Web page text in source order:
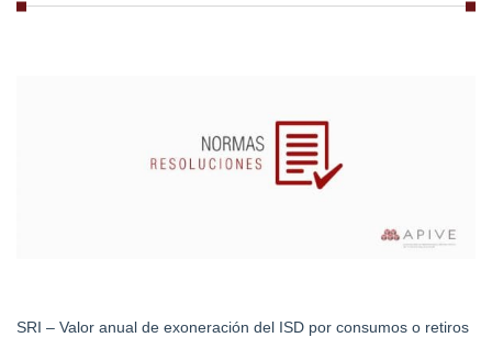
SRI – Valor anual de exoneración del ISD por consumos o retiros